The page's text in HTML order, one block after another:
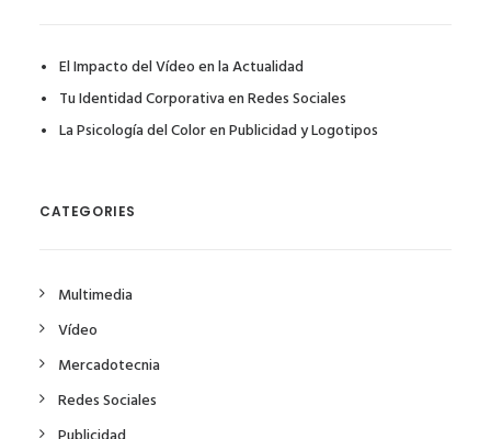
El Impacto del Vídeo en la Actualidad
Tu Identidad Corporativa en Redes Sociales
La Psicología del Color en Publicidad y Logotipos
CATEGORIES
Multimedia
Vídeo
Mercadotecnia
Redes Sociales